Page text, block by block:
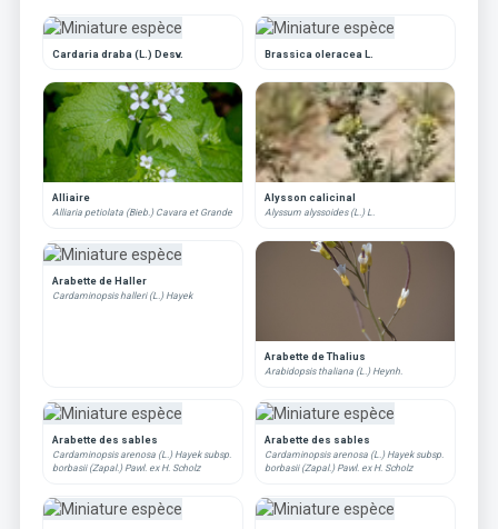
Cardaria draba (L.) Desv. Brassica oleracea L.
Alliaire
Alliaria petiolata (Bieb.) Cavara et Grande
Alysson calicinal
Alyssum alyssoides (L.) L.
Arabette de Haller
Cardaminopsis halleri (L.) Hayek
Arabette de Thalius
Arabidopsis thaliana (L.) Heynh.
Arabette des sables
Cardaminopsis arenosa (L.) Hayek subsp.
borbasii (Zapal.) Pawl. ex H. Scholz
Arabette des sables
Cardaminopsis arenosa (L.) Hayek subsp.
borbasii (Zapal.) Pawl. ex H. Scholz